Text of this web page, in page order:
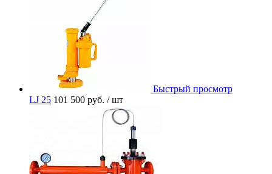
Быстрый просмотр
LJ 25 101 500 руб. / шт